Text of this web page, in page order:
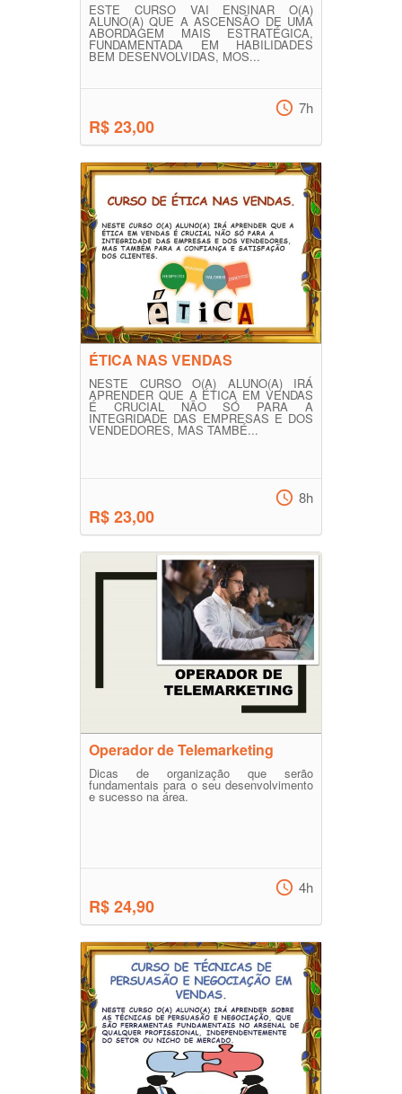
ESTE CURSO VAI ENSINAR O(A)
ALUNO(A) QUE A ASCENSÃO DE UMA
ABORDAGEM MAIS ESTRATÉGICA,
FUNDAMENTADA EM HABILIDADES
BEM DESENVOLVIDAS, MOS...
R$ 23,00
7h
ÉTICA NAS VENDAS
NESTE CURSO O(A) ALUNO(A) IRÁ
APRENDER QUE A ÉTICA EM VENDAS
É CRUCIAL NÃO SÓ PARA A
INTEGRIDADE DAS EMPRESAS E DOS
VENDEDORES, MAS TAMBÉ...
R$ 23,00
8h
Operador de Telemarketing
Dicas de organização que serão
fundamentais para o seu desenvolvimento
e sucesso na área.
R$ 24,90
4h